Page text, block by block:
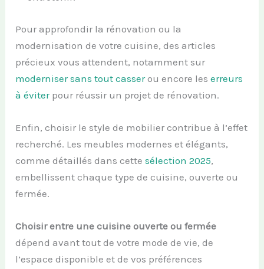
Pour approfondir la rénovation ou la
modernisation de votre cuisine, des articles
précieux vous attendent, notamment sur
moderniser sans tout casserou encore leserreurs
à éviterpour réussir un projet de rénovation.
Enfin, choisir le style de mobilier contribue à l’effet
recherché. Les meubles modernes et élégants,
comme détaillés dans cettesélection 2025,
embellissent chaque type de cuisine, ouverte ou
fermée.
Choisir entre une cuisine ouverte ou fermée
dépend avant tout de votre mode de vie, de
l’espace disponible et de vos préférences